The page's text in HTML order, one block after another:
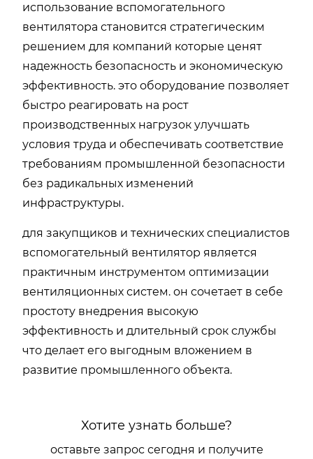
использование вспомогательного
вентилятора становится стратегическим
решением для компаний которые ценят
надежность безопасность и экономическую
эффективность. это оборудование позволяет
быстро реагировать на рост
производственных нагрузок улучшать
условия труда и обеспечивать соответствие
требованиям промышленной безопасности
без радикальных изменений
инфраструктуры.
для закупщиков и технических специалистов
вспомогательный вентилятор является
практичным инструментом оптимизации
вентиляционных систем. он сочетает в себе
простоту внедрения высокую
эффективность и длительный срок службы
что делает его выгодным вложением в
развитие промышленного объекта.
Хотите узнать больше?
оставьте запрос сегодня и получите